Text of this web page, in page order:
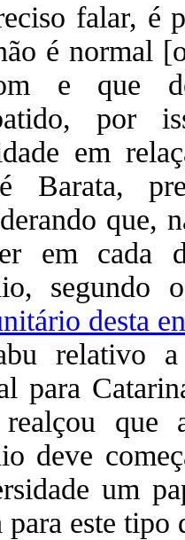
falar, é
é normal
e que
por
em
Barata,
que,
em cada
segundo
desta
relativo
para
que
deve
um
para este tipo